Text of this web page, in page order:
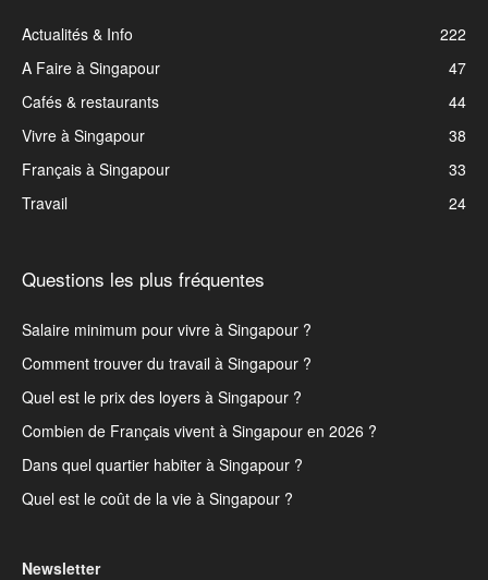
Actualités & Info
222
A Faire à Singapour
47
Cafés & restaurants
44
Vivre à Singapour
38
Français à Singapour
33
Travail
24
Questions les plus fréquentes
Salaire minimum pour vivre à Singapour ?
Comment trouver du travail à Singapour ?
Quel est le prix des loyers à Singapour ?
Combien de Français vivent à Singapour en 2026 ?
Dans quel quartier habiter à Singapour ?
Quel est le coût de la vie à Singapour ?
Newsletter